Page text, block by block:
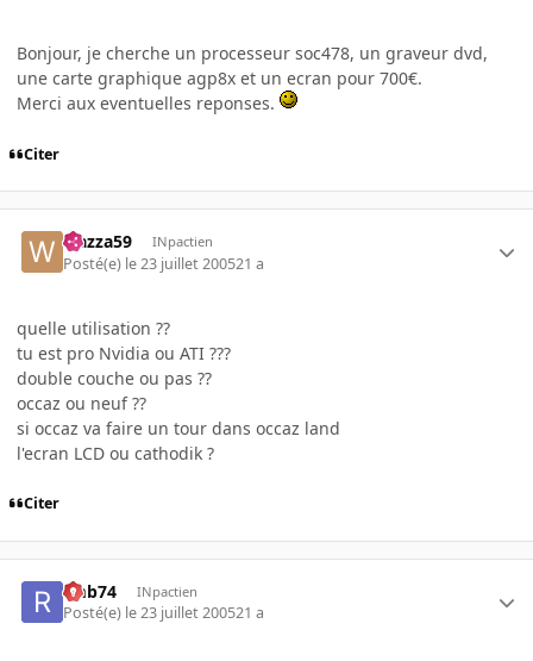
Bonjour, je cherche un processeur soc478, un graveur dvd,
une carte graphique agp8x et un ecran pour 700€.
Merci aux eventuelles reponses.
Citer
wazza59 INpactien
Posté(e) le 23 juillet 200521 a
quelle utilisation ??
tu est pro Nvidia ou ATI ???
double couche ou pas ??
occaz ou neuf ??
si occaz va faire un tour dans occaz land
l'ecran LCD ou cathodik ?
Citer
rmb74 INpactien
Posté(e) le 23 juillet 200521 a